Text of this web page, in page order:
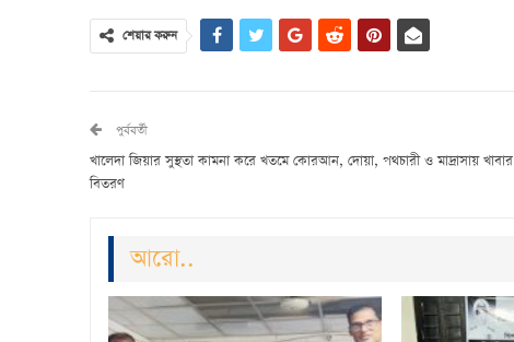
শেয়ার করুন
পুর্ববর্তী
খালেদা জিয়ার সুস্থতা কামনা করে খতমে কোরআন, দোয়া, পথচারী ও মাদ্রাসায় খাবার
বিতরণ
আরো..